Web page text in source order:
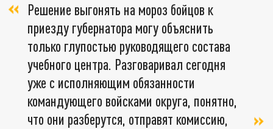
Решение выгонять на мороз бойцов к
приезду губернатора могу объяснить
только глупостью руководящего состава
учебного центра. Разговаривал сегодня
уже с исполняющим обязанности
командующего войсками округа, понятно,
что они разберутся, отправят комиссию,